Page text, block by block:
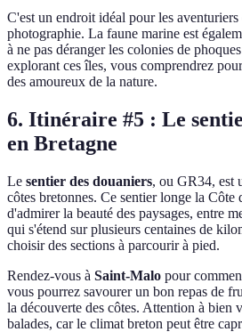
C'est un endroit idéal pour les aventuriers
photographie. La faune marine est
à ne pas déranger les colonies de
explorant ces îles, vous comprendrez
des amoureux de la nature.
6. Itinéraire #5 : Le
en Bretagne
Le sentier des douaniers, ou GR34, est
côtes bretonnes. Ce sentier longe la Côte
d'admirer la beauté des paysages, entre
qui s'étend sur plusieurs centaines de
choisir des sections à parcourir à pied.
Rendez-vous à Saint-Malo pour
vous pourrez savourer un bon repas de
la découverte des côtes. Attention à bien
balades, car le climat breton peut être